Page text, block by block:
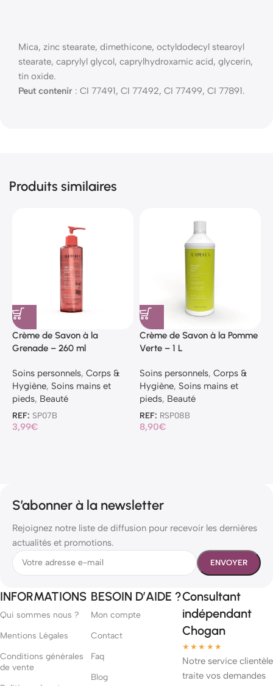
Mica, zinc stearate, dimethicone, octyldodecyl stearoyl
stearate, caprylyl glycol, caprylhydroxamic acid, glycerin,
tin oxide.
Peut contenir : CI 77491, CI 77492, CI 77499, CI 77891.
Produits similaires
Crème de Savon à la
Grenade – 260 ml
Soins personnels, Corps &
Hygiène, Soins mains et
pieds, Beauté
REF: SP07B
3,99€
Crème de Savon à la Pomme
Verte – 1 L
Soins personnels, Corps &
Hygiène, Soins mains et
pieds, Beauté
REF: RSP08B
8,90€
S’abonner à la newsletter
Rejoignez notre liste de diffusion pour recevoir les dernières
actualités et promotions.
INFORMATIONS
Qui sommes nous ?
Mentions Légales
Conditions générales
de vente
BESOIN D’AIDE ?
Mon compte
Contact
Faq
Blog
Consultant
indépendant
Chogan
★★★★★
Notre service clientèle
traite vos demandes